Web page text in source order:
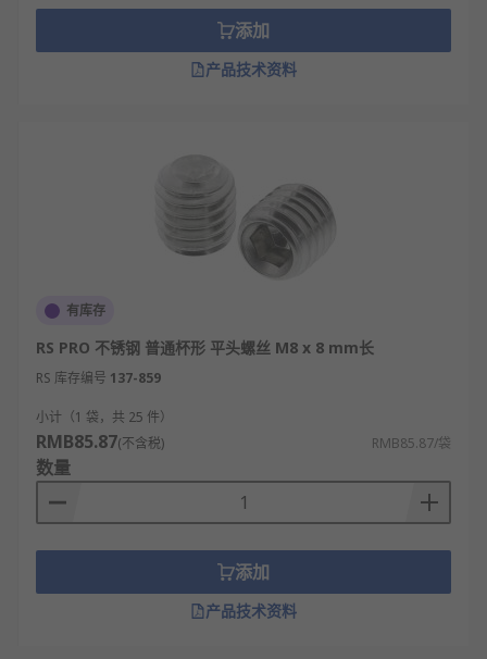
按槽型分类:内六角紧定螺钉、开槽一字紧定螺
钉、十字紧定螺钉
钉、防锈耐腐紧定螺钉
螺纹规格:M3、M4、M5、M6、M8、M10、
M12等常用公制螺纹
长度规格:3mm、5mm、6mm、8mm、
10mm、12mm、16mm、20mm、30mm、
精度等级:普通级、精密级，满足仪器仪表与精
密机械定位要求
表面处理:发黑、镀锌、镀镍、钝化处理，提升
防锈与耐磨性能
机械传动部件：用于齿轮、链轮、皮带轮、联
添加
产品技术资料
有库存
RS PRO 不锈钢 普通杯形 平头螺丝 M8 x 8 mm长
RS 库存编号 137-859
小计（1 袋，共 25 件）
RMB85.87(不含税) RMB85.87/袋
数量
添加
产品技术资料